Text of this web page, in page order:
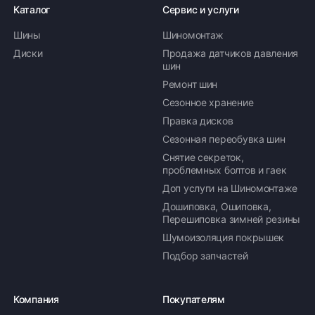
Каталог
Шины
Диски
Сервис и услуги
Шиномонтаж
Продажа датчиков давления
шин
Ремонт шин
Сезонное хранение
Правка дисков
Сезонная переобувка шин
Снятие секреток,
проблемных болтов и гаек
Доп услуги на Шиномонтаже
Дошиповка, Ошиповка,
Перешиповка зимней резины
Шумоизоляция покрышек
Подбор запчастей
Компания Покупателям